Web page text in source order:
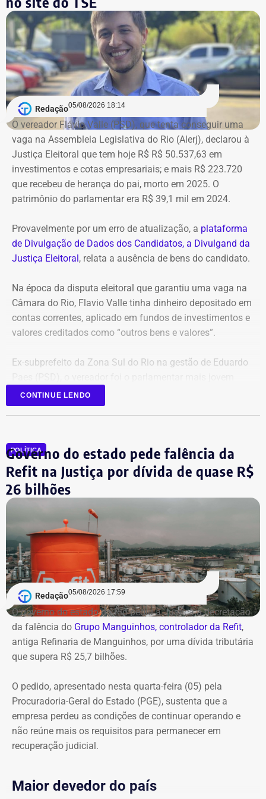
Bens declarados por André Marinho (Novo) à Justiça Eleitoral — Foto:
Reprodução/Divulgacand
Redação05/08/2026 18:14
O vereador Flávio Valle (PSD), que tenta conseguir uma
vaga na Assembleia Legislativa do Rio (Alerj), declarou à
Justiça Eleitoral que tem hoje R$ R$ 50.537,63 em
investimentos e cotas empresariais; e mais R$ 223.720
que recebeu de herança do pai, morto em 2025. O
patrimônio do parlamentar era R$ 39,1 mil em 2024.
Provavelmente por um erro de atualização, a plataforma
de Divulgação de Dados dos Candidatos, a Divulgand da
Justiça Eleitoral , relata a ausência de bens do candidato.
Na época da disputa eleitoral que garantiu uma vaga na
Câmara do Rio, Flavio Valle tinha dinheiro depositado em
contas correntes, aplicado em fundos de investimentos e
valores creditados como “outros bens e valores”.
Ex-subprefeito da Zona Sul do Rio na gestão de Eduardo
eleito na última legislatura da Câmara e agora disputa,
pela primeira vez, o cargo de deputado estadual.
CONTINUE LENDO
POLÍTICA
Governo do estado pede falência da
Refit na Justiça por dívida de quase R$
26 bilhões
Redação05/08/2026 17:59
O governo do estado do Rio pediu à Justiça a decretação
da falência do Grupo Manguinhos, controlador da Refit,
antiga Refinaria de Manguinhos, por uma dívida tributária
que supera R$ 25,7 bilhões.
O pedido, apresentado nesta quarta-feira (05) pela
Procuradoria-Geral do Estado (PGE), sustenta que a
empresa perdeu as condições de continuar operando e
não reúne mais os requisitos para permanecer em
recuperação judicial.
Maior devedor do país